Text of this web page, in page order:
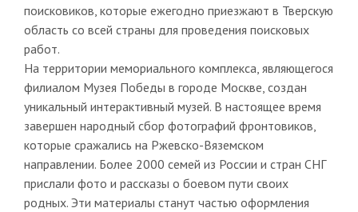
поисковиков, которые ежегодно приезжают в Тверскую
область со всей страны для проведения поисковых
работ.
На территории мемориального комплекса, являющегося
филиалом Музея Победы в городе Москве, создан
уникальный интерактивный музей. В настоящее время
завершен народный сбор фотографий фронтовиков,
которые сражались на Ржевско-Вяземском
направлении. Более 2000 семей из России и стран СНГ
прислали фото и рассказы о боевом пути своих
родных. Эти материалы станут частью оформления